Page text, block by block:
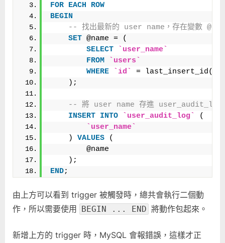
FOR EACH
ROW
BEGIN
-- 找出最新的 user name，存在變數
SET @name = (
SELECT
`user_name`
FROM
`users`
WHERE
`id`
= last_insert_id()
    );
-- 將 user name 存進 user_audit_log
INSERT INTO `user_audit_log`
(
`user_name`
    )
VALUES (
        @name
    );
END;
由上方可以看到 trigger 被觸發時，總共會執行二個動
作，所以需要使用 BEGIN ... END 將動作包起來。
新增上方的 trigger 時，MySQL 會報錯誤，這樣才正